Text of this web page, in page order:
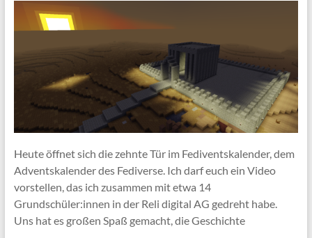
Heute öffnet sich die zehnte Tür im Fediventskalender, dem
Adventskalender des Fediverse. Ich darf euch ein Video
vorstellen, das ich zusammen mit etwa 14
Grundschüler:innen in der Reli digital AG gedreht habe.
Uns hat es großen Spaß gemacht, die Geschichte